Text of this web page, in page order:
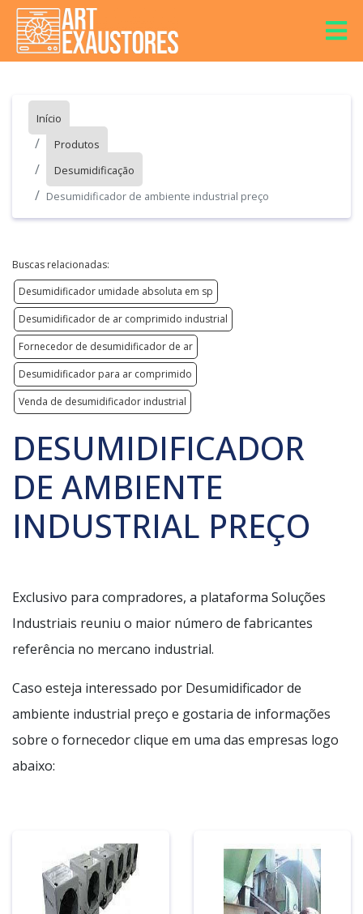
Início
Produtos
Desumidificação
Desumidificador de ambiente industrial preço
Buscas relacionadas:
Desumidificador umidade absoluta em sp
Desumidificador de ar comprimido industrial
Fornecedor de desumidificador de ar
Desumidificador para ar comprimido
Venda de desumidificador industrial
DESUMIDIFICADOR
DE AMBIENTE
INDUSTRIAL PREÇO
Exclusivo para compradores, a plataforma Soluções
Industriais reuniu o maior número de fabricantes
referência no mercano industrial.
Caso esteja interessado por Desumidificador de
ambiente industrial preço e gostaria de informações
sobre o fornecedor clique em uma das empresas logo
abaixo: